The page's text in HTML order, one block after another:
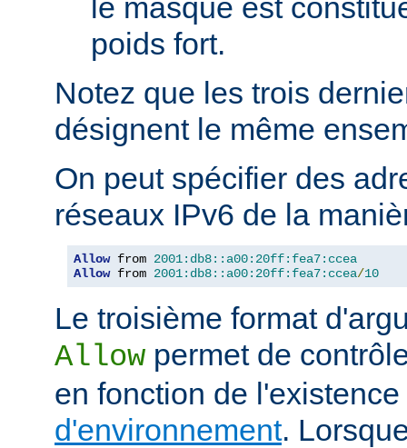
le masque est
poids fort.
Notez que les trois
désignent le même
On peut spécifier des
réseaux IPv6 de la
Allow from 2001:db8::a00:20ff:fea7:ccea
Allow from 2001:db8::a00:20ff:fea7:ccea/10
Le troisième format
Allow permet de
en fonction de
d'environnement.